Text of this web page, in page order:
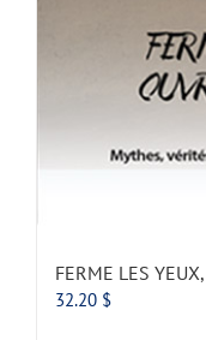
FERME LES
32.20 $